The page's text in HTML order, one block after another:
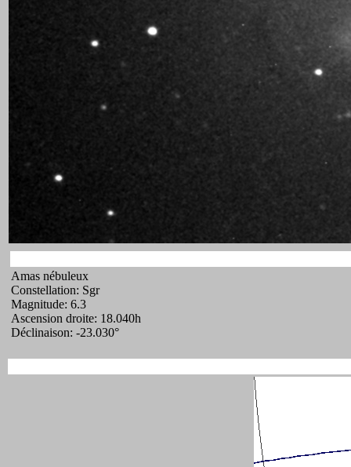
Amas nébuleux
Constellation: Sgr
Magnitude: 6.3
Ascension droite: 18.040h
Déclinaison: -23.030°